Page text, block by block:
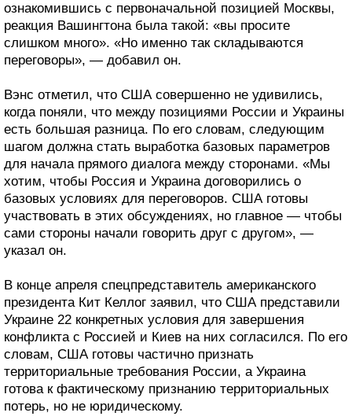
ознакомившись с первоначальной позицией Москвы,
реакция Вашингтона была такой: «вы просите
слишком много». «Но именно так складываются
переговоры», — добавил он.
Вэнс отметил, что США совершенно не удивились,
когда поняли, что между позициями России и Украины
есть большая разница. По его словам, следующим
шагом должна стать выработка базовых параметров
для начала прямого диалога между сторонами. «Мы
хотим, чтобы Россия и Украина договорились о
базовых условиях для переговоров. США готовы
участвовать в этих обсуждениях, но главное — чтобы
сами стороны начали говорить друг с другом», —
указал он.
В конце апреля спецпредставитель американского
президента Кит Келлог заявил, что США представили
Украине 22 конкретных условия для завершения
конфликта с Россией и Киев на них согласился. По его
словам, США готовы частично признать
территориальные требования России, а Украина
готова к фактическому признанию территориальных
потерь, но не юридическому.